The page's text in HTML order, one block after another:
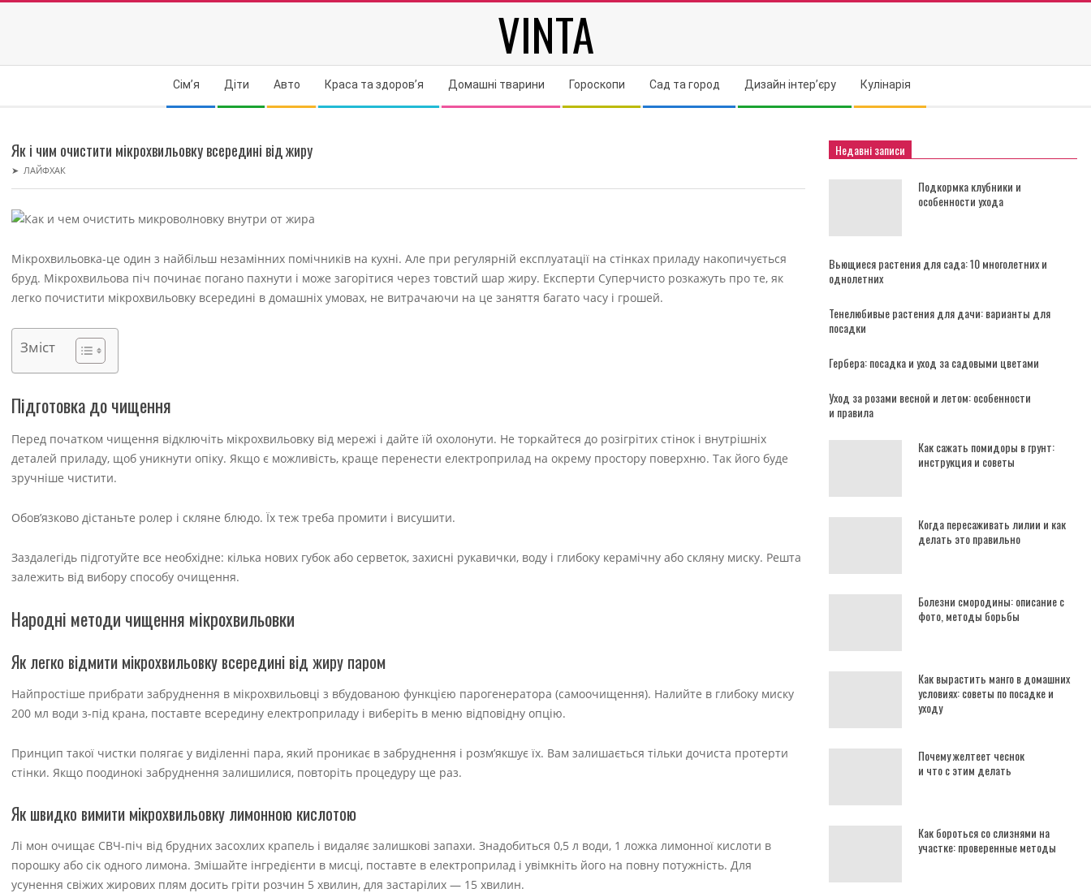
VINTA
Сім’я Діти Авто Краса та здоров’я Домашні тварини Гороскопи Сад та город Дизайн інтер’єру Кулінарія
Як і чим очистити мікрохвильовку всередині від жиру
➤ ЛАЙФХАК
Мікрохвильовка-це один з найбільш незамінних помічників на кухні. Але при регулярній експлуатації на стінках приладу накопичується
бруд. Мікрохвильова піч починає погано пахнути і може загорітися через товстий шар жиру. Експерти Суперчисто розкажуть про те, як
легко почистити мікрохвильовку всередині в домашніх умовах, не витрачаючи на це заняття багато часу і грошей.
Зміст
Підготовка до чищення
Перед початком чищення відключіть мікрохвильовку від мережі і дайте їй охолонути. Не торкайтеся до розігрітих стінок і внутрішніх
деталей приладу, щоб уникнути опіку. Якщо є можливість, краще перенести електроприлад на окрему простору поверхню. Так його буде
зручніше чистити.
Обов’язково дістаньте ролер і скляне блюдо. Їх теж треба промити і висушити.
Заздалегідь підготуйте все необхідне: кілька нових губок або серветок, захисні рукавички, воду і глибоку керамічну або скляну миску. Решта
залежить від вибору способу очищення.
Народні методи чищення мікрохвильовки
Як легко відмити мікрохвильовку всередині від жиру паром
Найпростіше прибрати забруднення в мікрохвильовці з вбудованою функцією парогенератора (самоочищення). Налийте в глибоку миску
200 мл води з-під крана, поставте всередину електроприладу і виберіть в меню відповідну опцію.
Принцип такої чистки полягає у виділенні пара, який проникає в забруднення і розм’якшує їх. Вам залишається тільки дочиста протерти
стінки. Якщо поодинокі забруднення залишилися, повторіть процедуру ще раз.
Як швидко вимити мікрохвильовку лимонною кислотою
Лі мон очищає СВЧ-піч від брудних засохлих крапель і видаляє залишкові запахи. Знадобиться 0,5 л води, 1 ложка лимонної кислоти в
порошку або сік одного лимона. Змішайте інгредієнти в мисці, поставте в електроприлад і увімкніть його на повну потужність. Для
усунення свіжих жирових плям досить гріти розчин 5 хвилин, для застарілих — 15 хвилин.
Недавні записи
Подкормка клубники и
особенности ухода
Вьющиеся растения для сада: 10 многолетних и
однолетних
Тенелюбивые растения для дачи: варианты для
посадки
Гербера: посадка и уход за садовыми цветами
Уход за розами весной и летом: особенности
и правила
Как сажать помидоры в грунт:
инструкция и советы
Когда пересаживать лилии и как
делать это правильно
Болезни смородины: описание с
фото, методы борьбы
Как вырастить манго в домашних
условиях: советы по посадке и
уходу
Почему желтеет чеснок
и что с этим делать
Как бороться со слизнями на
участке: проверенные методы